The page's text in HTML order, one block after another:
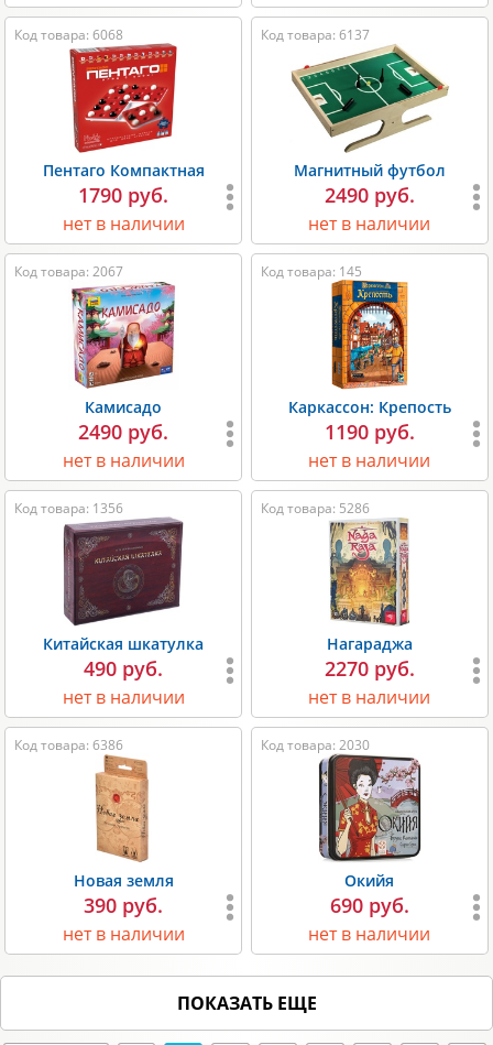
Код товара: 6068
Пентаго Компактная
1790 руб.
нет в наличии
Код товара: 6137
Магнитный футбол
2490 руб.
нет в наличии
Код товара: 2067
Камисадо
2490 руб.
нет в наличии
Код товара: 145
Каркассон: Крепость
1190 руб.
нет в наличии
Код товара: 1356
Китайская шкатулка
490 руб.
нет в наличии
Код товара: 5286
Нагараджа
2270 руб.
нет в наличии
Код товара: 6386
Новая земля
390 руб.
нет в наличии
Код товара: 2030
Окийя
690 руб.
нет в наличии
ПОКАЗАТЬ ЕЩЕ